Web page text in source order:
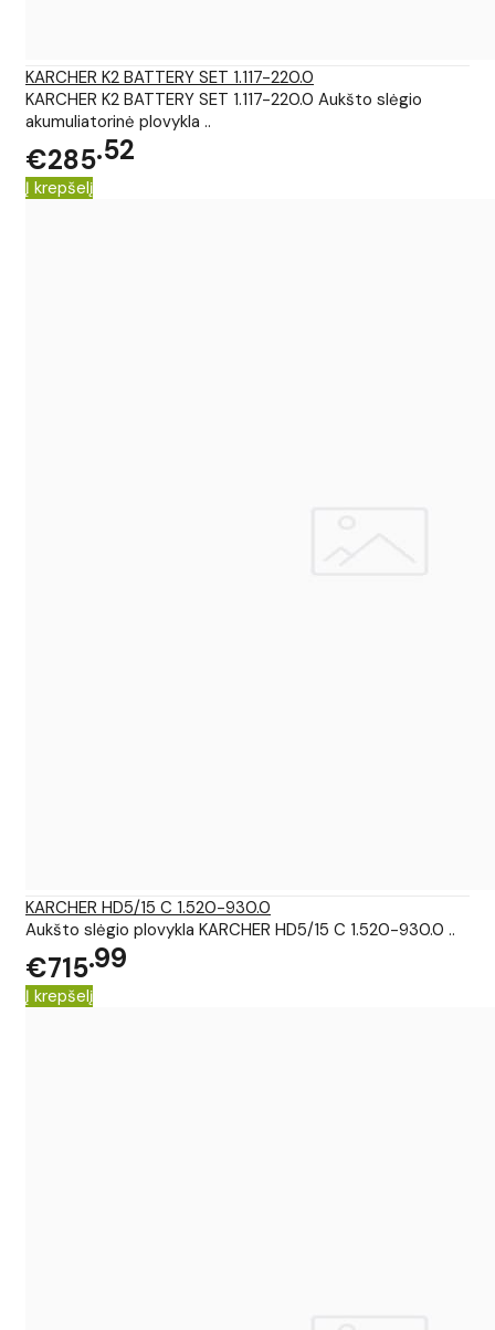
KARCHER K2 BATTERY SET 1.117-220.0
KARCHER K2 BATTERY SET 1.117-220.0 Aukšto slėgio
akumuliatorinė plovykla ..
€285 52
Į krepšelį
KARCHER HD5/15 C 1.520-930.0
Aukšto slėgio plovykla KARCHER HD5/15 C 1.520-930.0 ..
€71599
Į krepšelį